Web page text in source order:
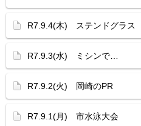
R7.9.4(木) ステンドグラス
R7.9.3(水) ミシンで…
R7.9.2(火) 岡崎のPR
R7.9.1(月) 市水泳大会